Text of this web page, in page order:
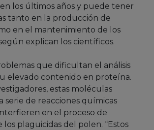
los últimos años y puede tener
tanto en la producción de
en el mantenimiento de los
explican los científicos.
que dificultan el análisis
elevado contenido en proteína.
estas moléculas
serie de reacciones químicas
en el proceso de
los plaguicidas del polen. “Estos